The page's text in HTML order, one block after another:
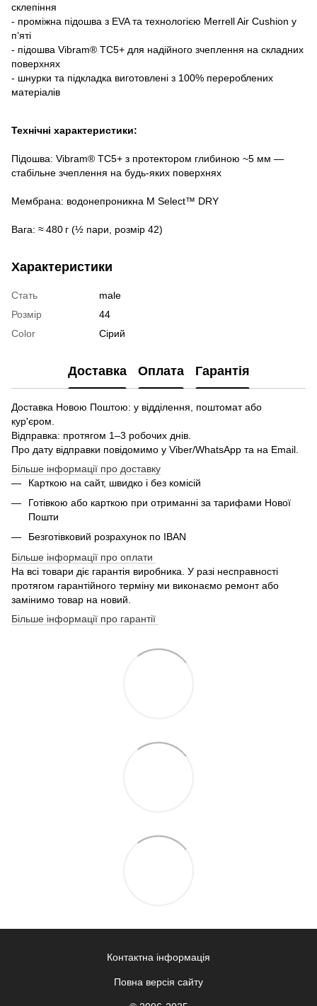
склепіння
- проміжна підошва з EVA та технологією Merrell Air Cushion у
п’яті
- підошва Vibram® TC5+ для надійного зчеплення на складних
поверхнях
- шнурки та підкладка виготовлені з 100% перероблених
матеріалів
Технічні характеристики:
Підошва: Vibram® TC5+ з протектором глибиною ~5 мм —
стабільне зчеплення на будь-яких поверхнях
Мембрана: водонепроникна M Select™ DRY
Вага: ≈ 480 г (½ пари, розмір 42)
Характеристики
Стать
male
Розмір
44
Color
Сірий
Доставка Оплата Гарантія
Доставка Новою Поштою: у відділення, поштомат або
кур'єром.
Відправка: протягом 1–3 робочих днів.
Про дату відправки повідомимо у Viber/WhatsApp та на Email.
Більше інформації про доставку
Карткою на сайт, швидко і без комісій
Готівкою або карткою при отриманні за тарифами Нової
Пошти
Безготівковий розрахунок по IBAN
Більше інформації про оплати
На всі товари діє гарантія виробника. У разі несправності
протягом гарантійного терміну ми виконаємо ремонт або
замінимо товар на новий.
Більше інформації про гарантії
Контактна інформація
Повна версія сайту